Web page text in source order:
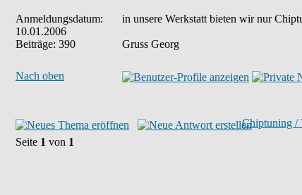
Anmeldungsdatum:
10.01.2006
Beiträge: 390
in unsere Werkstatt bieten wir nur
Gruss Georg
Nach oben
Chiptuning /
Seite 1 von 1